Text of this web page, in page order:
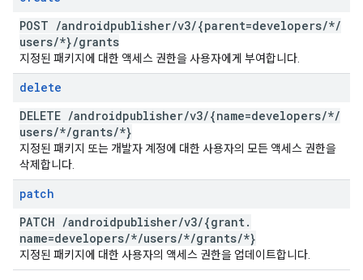
POST /androidpublisher/v3/{parent=developers/*/
users/*}/grants
지정된 패키지에 대한 액세스 권한을 사용자에게 부여합니다.
delete
DELETE /androidpublisher/v3/{name=developers/*/
users/*/grants/*}
지정된 패키지 또는 개발자 계정에 대한 사용자의 모든 액세스 권한을
삭제합니다.
patch
PATCH /androidpublisher/v3/{grant.
name=developers/*/users/*/grants/*}
지정된 패키지에 대한 사용자의 액세스 권한을 업데이트합니다.